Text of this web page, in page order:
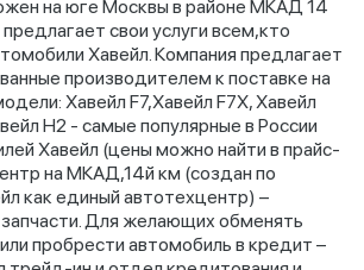
на юге Москвы в районе МКАД 14
свои услуги всем,кто
Хавейл. Компания предлагает
производителем к поставке на
Хавейл F7,Хавейл F7X, Хавейл
H2 - самые популярные в России
Хавейл (цены можно найти в прайс-
на МКАД,14й км (создан по
как единый автотехцентр) –
Для желающих обменять
пробрести автомобиль в кредит –